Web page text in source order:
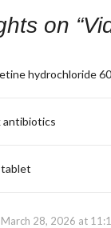
on “
hydrochloride
antibiotics
tablet
March 28, 2026 at